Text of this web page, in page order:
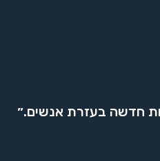
חדשה בעזרת אנשים.״